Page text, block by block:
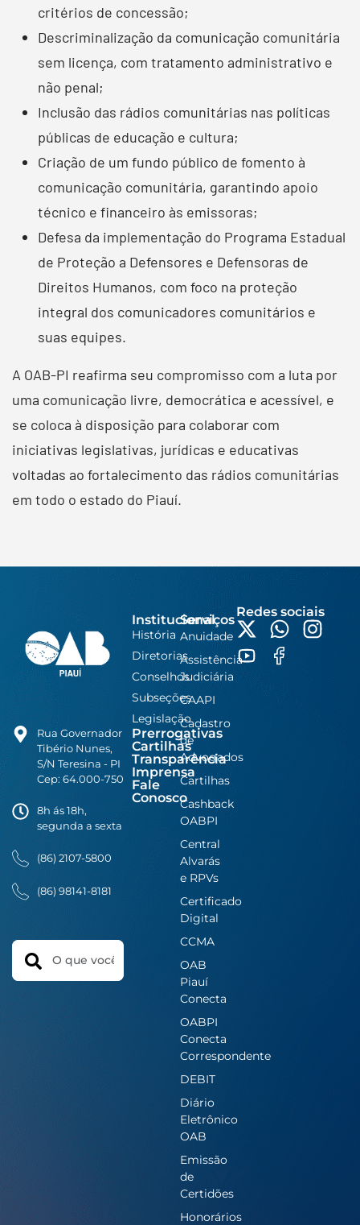
critérios de concessão;
Descriminalização da comunicação comunitária
sem licença, com tratamento administrativo e
não penal;
Inclusão das rádios comunitárias nas políticas
públicas de educação e cultura;
Criação de um fundo público de fomento à
comunicação comunitária, garantindo apoio
técnico e financeiro às emissoras;
Defesa da implementação do Programa Estadual
de Proteção a Defensores e Defensoras de
Direitos Humanos, com foco na proteção
integral dos comunicadores comunitários e
suas equipes.
A OAB-PI reafirma seu compromisso com a luta por
uma comunicação livre, democrática e acessível, e
se coloca à disposição para colaborar com
iniciativas legislativas, jurídicas e educativas
voltadas ao fortalecimento das rádios comunitárias
em todo o estado do Piauí.
Rua Governador
Tibério Nunes,
S/N Teresina - PI
Cep: 64.000-750
8h ás 18h,
segunda a sexta
(86) 2107-5800
(86) 98141-8181
Search
Institucional
História
Diretorias
Conselhos
Subseções
Legislação
Prerrogativas
Cartilhas
Transparência
Imprensa
Fale
Conosco
Serviços
Anuidade
Assistência
Judiciária
CAAPI
Cadastro
de
Advogados
Cartilhas
Cashback
OABPI
Central
Alvarás
e RPVs
Certificado
Digital
CCMA
OAB
Piauí
Conecta
OABPI
Conecta
Correspondente
DEBIT
Diário
Eletrônico
OAB
Emissão
de
Certidões
Honorários
Redes sociais